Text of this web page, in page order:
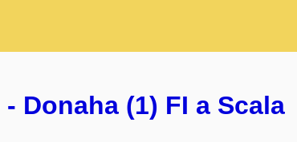
Donaha (1) FI a Scala